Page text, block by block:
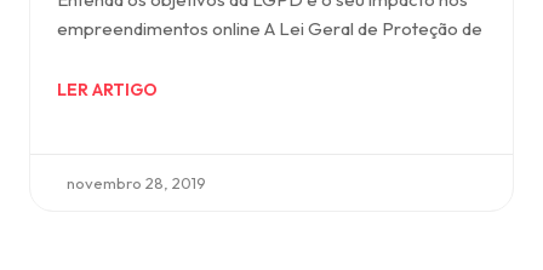
empreendimentos online A Lei Geral de Proteção de
LER ARTIGO
novembro 28, 2019